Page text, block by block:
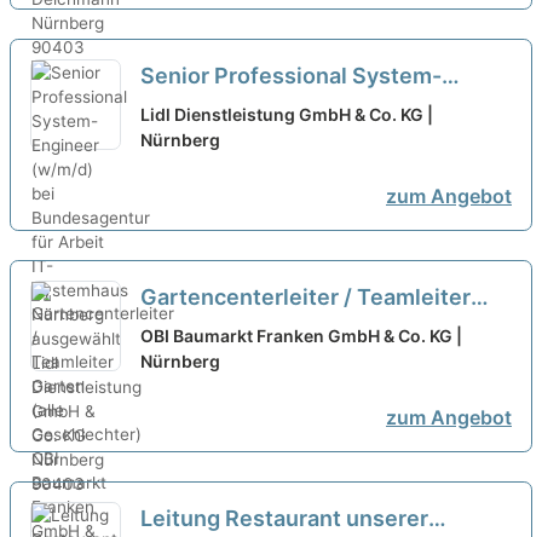
Senior Professional System-
Engineer (w/m/d) bei
Bundesagentur für Arbeit IT-
Lidl Dienstleistung GmbH & Co. KG |
Nürnberg
zum Angebot
Gartencenterleiter / Teamleiter
Garten (alle Geschlechter) neu
OBI Baumarkt Franken GmbH & Co. KG |
Nürnberg
zum Angebot
Leitung Restaurant unserer